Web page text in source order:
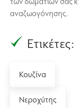
αναζωογόνησης.
Ετικέτες:
Κουζίνα
Νεροχύτης